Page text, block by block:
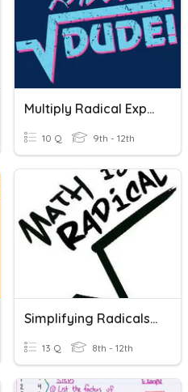
Multiply Radical Expressions
10 Q 9th - 12th
Simplifying Radicals And Radical Operations
13 Q 8th - 12th